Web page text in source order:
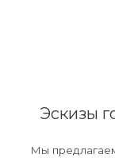
Эскизы
Мы